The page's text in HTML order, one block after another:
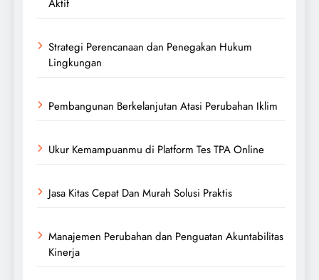
Aktif
Strategi Perencanaan dan Penegakan Hukum
Lingkungan
Pembangunan Berkelanjutan Atasi Perubahan Iklim
Ukur Kemampuanmu di Platform Tes TPA Online
Jasa Kitas Cepat Dan Murah Solusi Praktis
Manajemen Perubahan dan Penguatan Akuntabilitas
Kinerja